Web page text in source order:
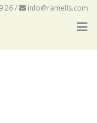
26/ info@ramells.com